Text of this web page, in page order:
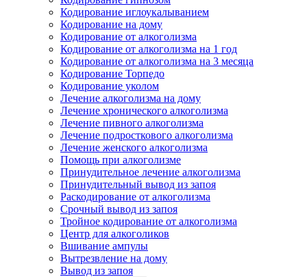
Кодирование иглоукалыванием
Кодирование на дому
Кодирование от алкоголизма
Кодирование от алкоголизма на 1 год
Кодирование от алкоголизма на 3 месяца
Кодирование Торпедо
Кодирование уколом
Лечение алкоголизма на дому
Лечение хронического алкоголизма
Лечение пивного алкоголизма
Лечение подросткового алкоголизма
Лечение женского алкоголизма
Помощь при алкоголизме
Принудительное лечение алкоголизма
Принудительный вывод из запоя
Раскодирование от алкоголизма
Срочный вывод из запоя
Тройное кодирование от алкоголизма
Центр для алкоголиков
Вшивание ампулы
Вытрезвление на дому
Вывод из запоя